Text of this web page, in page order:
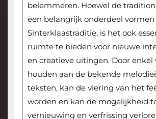
belemmeren. Hoewel de
een belangrijk onderdeel vormen
Sinterklaastraditie, is het ook
ruimte te bieden voor nieuwe
en creatieve uitingen. Door enkel
houden aan de bekende
teksten, kan de viering van het
worden en kan de mogelijkheid
vernieuwing en verfrissing